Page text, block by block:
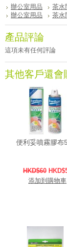
辦公室用品
茶水
辦公室用品
茶水
產品評論
這項未有任何評論
其他客戶還會
便利妥噴霧膠布
HKD$60
添加到購物車